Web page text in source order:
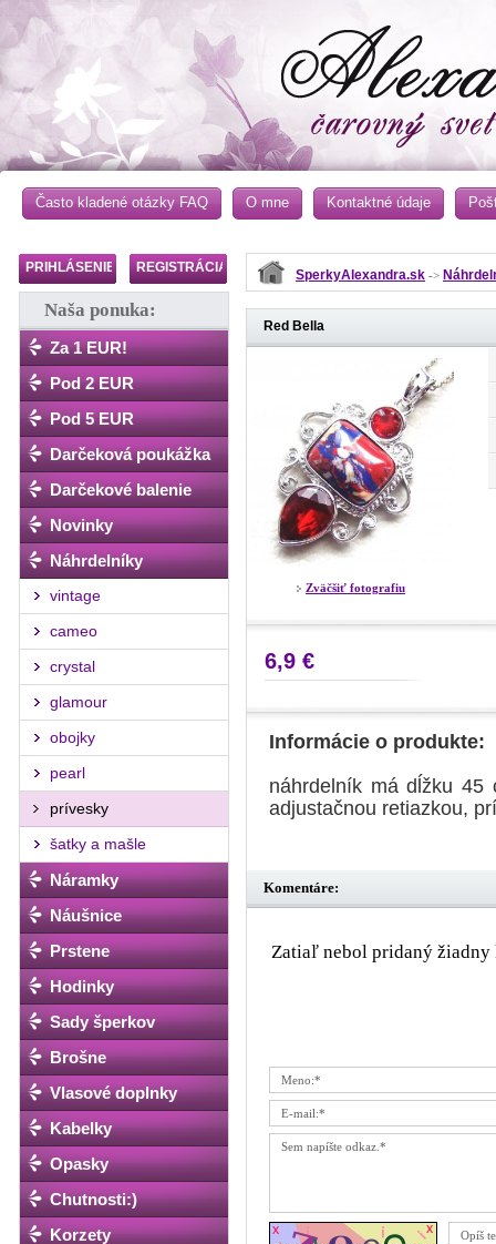
Často kladené otázky FAQ O mne Kontaktné údaje
PRIHLÁSENIE REGISTRÁCIA
Naša ponuka:
Za 1 EUR!
Pod 2 EUR
Pod 5 EUR
Darčeková poukážka
Darčekové balenie
Novinky
Náhrdelníky
vintage
cameo
crystal
glamour
obojky
pearl
prívesky
šatky a mašle
Náramky
Náušnice
Prstene
Hodinky
Sady šperkov
Brošne
Vlasové doplnky
Kabelky
Opasky
Chutnosti:)
Korzety
SperkyAlexandra.sk ->
Red Bella
Zväčšiť fotografiu
6,9 €
Informácie o produkte:
náhrdelník má dĺžku 45
adjustačnou retiazkou,
Komentáre:
Zatiaľ nebol pridaný žiadny